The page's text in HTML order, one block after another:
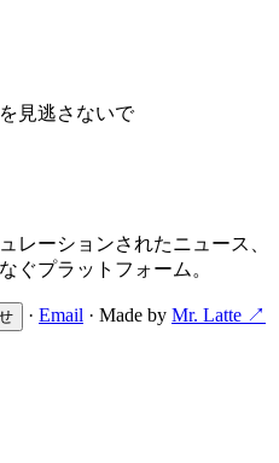
見逃さないで
レーションされたニュース、
ぐプラットフォーム。
· Email · Made by Mr. Latte ↗